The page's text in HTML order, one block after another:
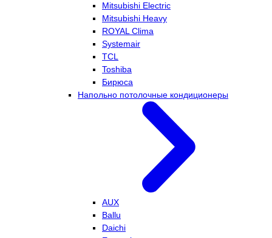
Mitsubishi Electric
Mitsubishi Heavy
ROYAL Clima
Systemair
TCL
Toshiba
Бирюса
Напольно потолочные кондиционеры
AUX
Ballu
Daichi